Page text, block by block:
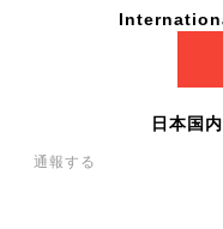
日本国
通報する